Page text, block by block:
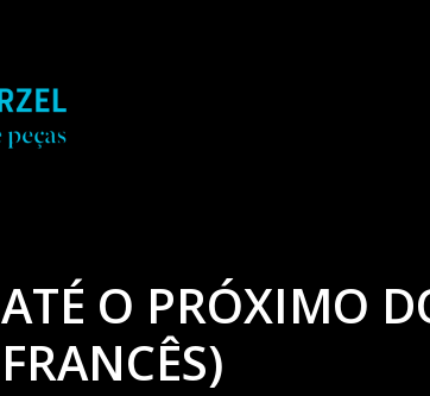
ATÉ O PRÓXIMO
FRANCÊS)